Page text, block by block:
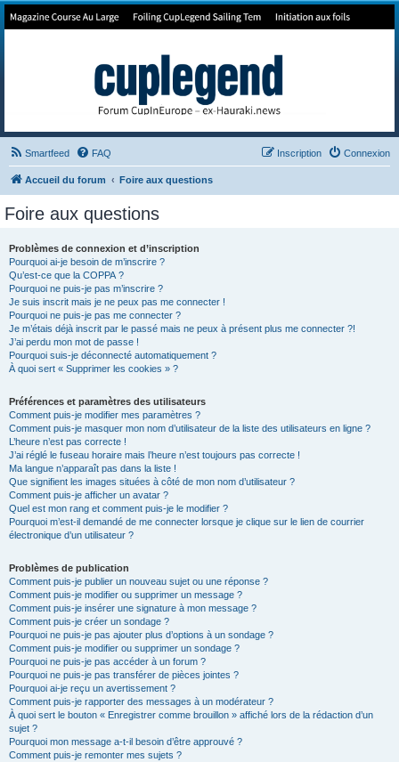
Forum de Cup In Europe
Smartfeed FAQ Connexion
Inscription
Accueil du forum Foire aux questions
Foire aux questions
Problèmes de connexion et d’inscription
Pourquoi ai-je besoin de m’inscrire ?
Qu’est-ce que la COPPA ?
Pourquoi ne puis-je pas m’inscrire ?
Je suis inscrit mais je ne peux pas me connecter !
Pourquoi ne puis-je pas me connecter ?
Je m’étais déjà inscrit par le passé mais ne peux à présent plus me connecter ?!
J’ai perdu mon mot de passe !
Pourquoi suis-je déconnecté automatiquement ?
À quoi sert « Supprimer les cookies » ?
Préférences et paramètres des utilisateurs
Comment puis-je modifier mes paramètres ?
Comment puis-je masquer mon nom d’utilisateur de la liste des utilisateurs en ligne ?
L’heure n’est pas correcte !
J’ai réglé le fuseau horaire mais l’heure n’est toujours pas correcte !
Ma langue n’apparaît pas dans la liste !
Que signifient les images situées à côté de mon nom d’utilisateur ?
Comment puis-je afficher un avatar ?
Quel est mon rang et comment puis-je le modifier ?
Pourquoi m’est-il demandé de me connecter lorsque je clique sur le lien de courrier
électronique d’un utilisateur ?
Problèmes de publication
Comment puis-je publier un nouveau sujet ou une réponse ?
Comment puis-je modifier ou supprimer un message ?
Comment puis-je insérer une signature à mon message ?
Comment puis-je créer un sondage ?
Pourquoi ne puis-je pas ajouter plus d’options à un sondage ?
Comment puis-je modifier ou supprimer un sondage ?
Pourquoi ne puis-je pas accéder à un forum ?
Pourquoi ne puis-je pas transférer de pièces jointes ?
Pourquoi ai-je reçu un avertissement ?
Comment puis-je rapporter des messages à un modérateur ?
À quoi sert le bouton « Enregistrer comme brouillon » affiché lors de la rédaction d’un
sujet ?
Pourquoi mon message a-t-il besoin d’être approuvé ?
Comment puis-je remonter mes sujets ?